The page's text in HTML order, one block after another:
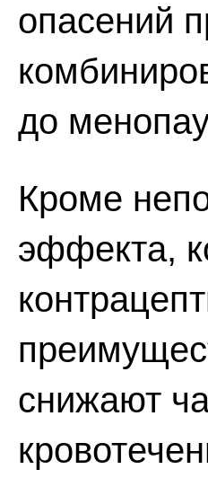
опасений
до
Кроме
эффекта,
снижают